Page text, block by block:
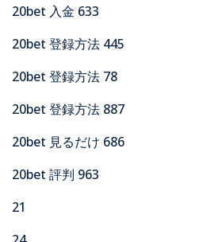
20bet 入金 633
20bet 登録方法 445
20bet 登録方法 78
20bet 登録方法 887
20bet 見るだけ 686
20bet 評判 963
21